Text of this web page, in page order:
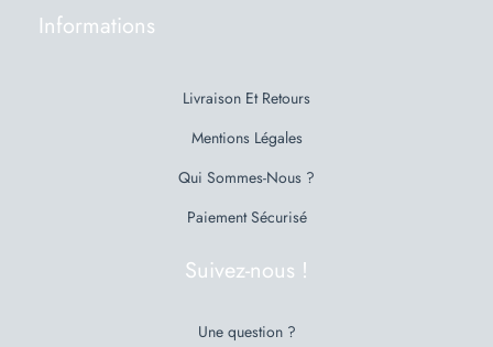
Informations
Livraison Et Retours
Mentions Légales
Qui Sommes-Nous ?
Paiement Sécurisé
Suivez-nous !
Une question ?